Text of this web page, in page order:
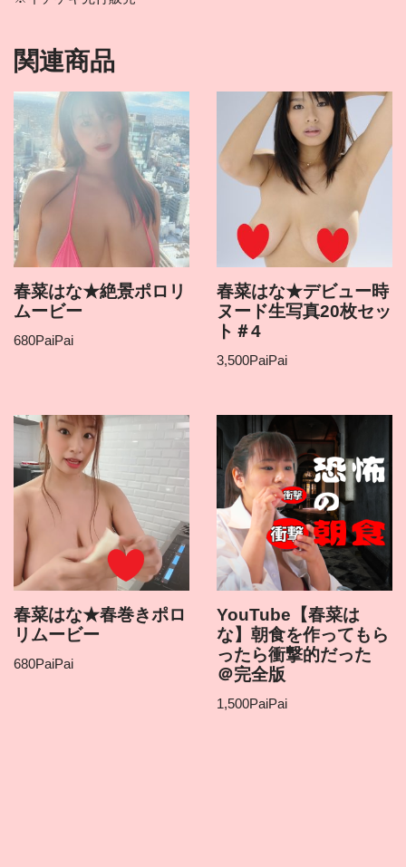
関連商品
春菜はな★絶景ポロリ
ムービー
680PaiPai
春菜はな★デビュー時
ヌード生写真20枚セッ
ト＃4
3,500PaiPai
春菜はな★春巻きポロ
リムービー
680PaiPai
YouTube【春菜は
な】朝食を作ってもら
ったら衝撃的だった
＠完全版
1,500PaiPai